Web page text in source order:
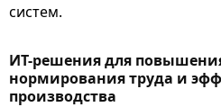
систем.
ИТ-решения для
нормирования труда и
производства